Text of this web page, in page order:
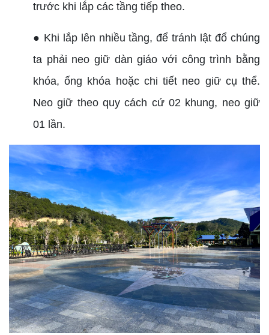
trước khi lắp các tầng tiếp theo.
● Khi lắp lên nhiều tầng, để tránh lật đổ chúng
ta phải neo giữ dàn giáo với công trình bằng
khóa, ống khóa hoặc chi tiết neo giữ cụ thể.
Neo giữ theo quy cách cứ 02 khung, neo giữ
01 lần.